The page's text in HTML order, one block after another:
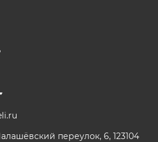
переулок, 6, 123104